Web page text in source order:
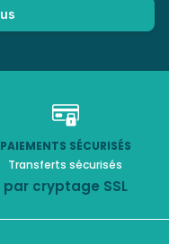
PAIEMENTS SÉCURISÉS
Transferts sécurisés
par cryptage SSL